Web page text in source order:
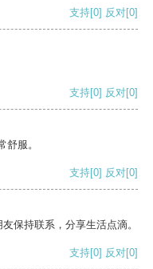
支持[0] 反对[0]
支持[0] 反对[0]
服。
支持[0] 反对[0]
保持联系，分享生活点滴。
支持[0] 反对[0]